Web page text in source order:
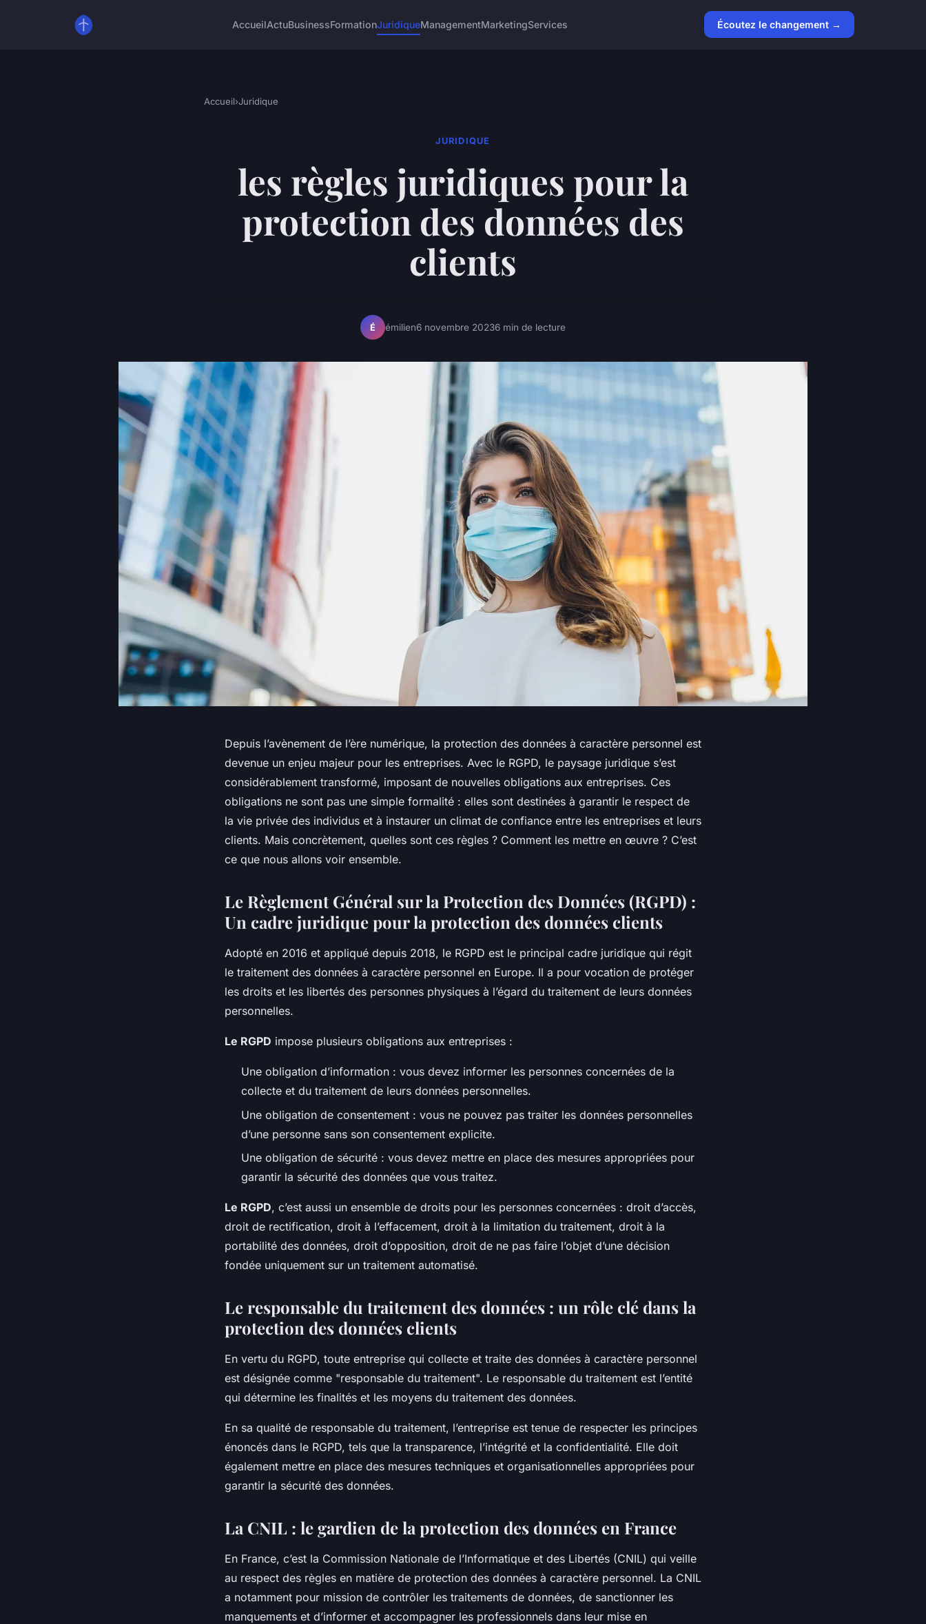
AccueilActuBusinessFormationJuridiqueManagementMarketingServices Écoutez le changement →
Accueil›Juridique
JURIDIQUE
les règles juridiques pour la
protection des données des
clients
É émilien6 novembre 20236 min de lecture
Depuis l’avènement de l’ère numérique, la protection des données à caractère personnel est
devenue un enjeu majeur pour les entreprises. Avec le RGPD, le paysage juridique s’est
considérablement transformé, imposant de nouvelles obligations aux entreprises. Ces
obligations ne sont pas une simple formalité : elles sont destinées à garantir le respect de
la vie privée des individus et à instaurer un climat de confiance entre les entreprises et leurs
clients. Mais concrètement, quelles sont ces règles ? Comment les mettre en œuvre ? C’est
ce que nous allons voir ensemble.
Le Règlement Général sur la Protection des Données (RGPD) :
Un cadre juridique pour la protection des données clients
Adopté en 2016 et appliqué depuis 2018, le RGPD est le principal cadre juridique qui régit
le traitement des données à caractère personnel en Europe. Il a pour vocation de protéger
les droits et les libertés des personnes physiques à l’égard du traitement de leurs données
personnelles.
Le RGPD impose plusieurs obligations aux entreprises :
Une obligation d’information : vous devez informer les personnes concernées de la
collecte et du traitement de leurs données personnelles.
Une obligation de consentement : vous ne pouvez pas traiter les données personnelles
d’une personne sans son consentement explicite.
Une obligation de sécurité : vous devez mettre en place des mesures appropriées pour
garantir la sécurité des données que vous traitez.
Le RGPD, c’est aussi un ensemble de droits pour les personnes concernées : droit d’accès,
droit de rectification, droit à l’effacement, droit à la limitation du traitement, droit à la
portabilité des données, droit d’opposition, droit de ne pas faire l’objet d’une décision
fondée uniquement sur un traitement automatisé.
Le responsable du traitement des données : un rôle clé dans la
protection des données clients
En vertu du RGPD, toute entreprise qui collecte et traite des données à caractère personnel
est désignée comme "responsable du traitement". Le responsable du traitement est l’entité
qui détermine les finalités et les moyens du traitement des données.
En sa qualité de responsable du traitement, l’entreprise est tenue de respecter les principes
énoncés dans le RGPD, tels que la transparence, l’intégrité et la confidentialité. Elle doit
également mettre en place des mesures techniques et organisationnelles appropriées pour
garantir la sécurité des données.
La CNIL : le gardien de la protection des données en France
En France, c’est la Commission Nationale de l’Informatique et des Libertés (CNIL) qui veille
au respect des règles en matière de protection des données à caractère personnel. La CNIL
a notamment pour mission de contrôler les traitements de données, de sanctionner les
manquements et d’informer et accompagner les professionnels dans leur mise en